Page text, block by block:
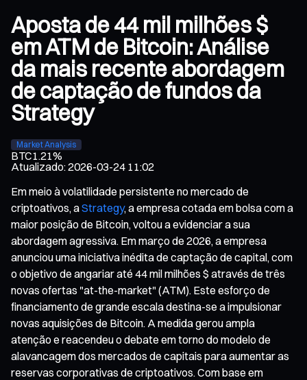
Aposta de 44 mil milhões $
em ATM de Bitcoin: Análise
da mais recente abordagem
de captação de fundos da
Strategy
Market Analysis
BTC1.21%
Atualizado:2026-03-24 11:02
Em meio à volatilidade persistente no mercado de
criptoativos, aStrategy, a empresa cotada em bolsa com a
maior posição de Bitcoin, voltou a evidenciar a sua
abordagem agressiva. Em março de 2026, a empresa
anunciou uma iniciativa inédita de captação de capital, com
o objetivo de angariar até 44 mil milhões $ através de três
novas ofertas "at-the-market" (ATM). Este esforço de
financiamento de grande escala destina-se a impulsionar
novas aquisições de Bitcoin. A medida gerou ampla
atenção e reacendeu o debate em torno do modelo de
alavancagem dos mercados de capitais para aumentar as
reservas corporativas de criptoativos. Com base em